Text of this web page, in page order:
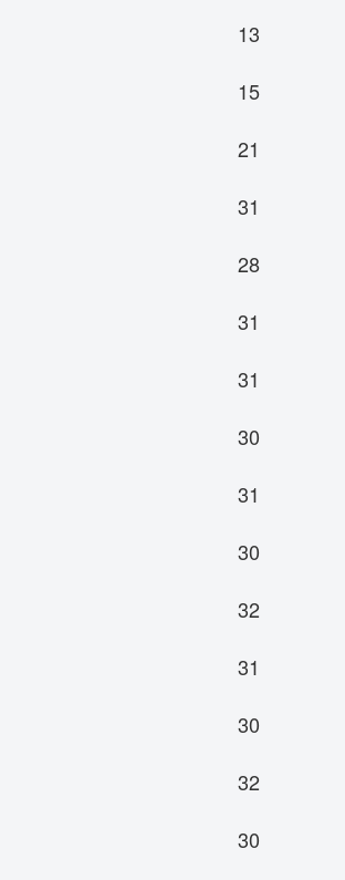
13
15
21
31
28
31
31
30
31
30
32
31
30
32
30